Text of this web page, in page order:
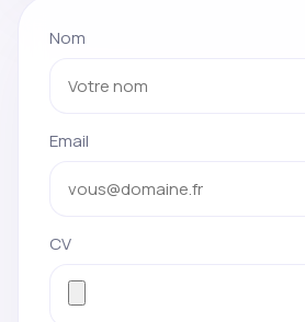
Nom
Email
CV